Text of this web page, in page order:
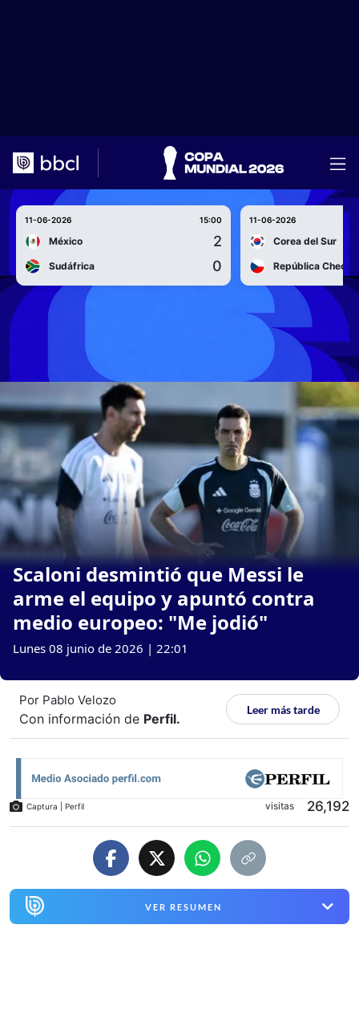
11-06-2026 15:00
México 2
Sudáfrica 0
11-06-2026
Corea del Sur
República Checa
Scaloni desmintió que Messi le
arme el equipo y apuntó contra
medio europeo: "Me jodió"
Lunes 08 junio de 2026 | 22:01
Por Pablo Velozo
Con información de Perfil.
Leer más tarde
Captura | Perfil visitas 26,192
VER RESUMEN